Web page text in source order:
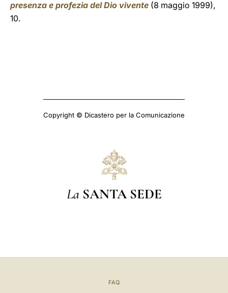
presenza e profezia del Dio vivente (8 maggio 1999),
10.
Copyright © Dicastero per la Comunicazione
La SANTA SEDE
FAQ